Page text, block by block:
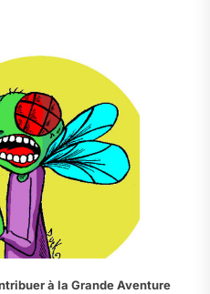
à la Grande Aventure